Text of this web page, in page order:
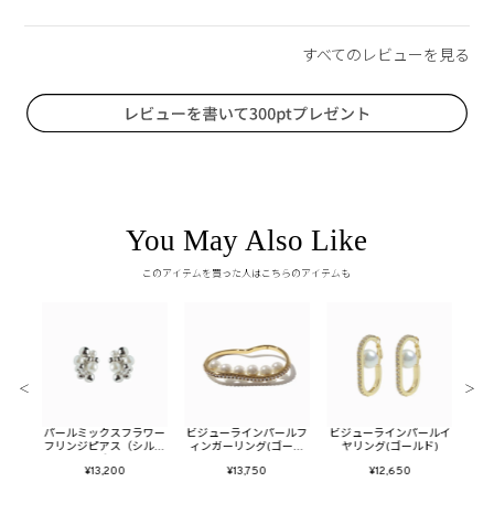
You May Also Like
このアイテムを買った人はこちらのアイテムも
パールミックスフラワー
フリンジピアス（シルバ
¥13,200
ビジューラインパールフ
ィンガーリング(ゴール
¥13,750
ビジューラインパールイ
ヤリング(ゴールド)
¥12,650
＜ ＞